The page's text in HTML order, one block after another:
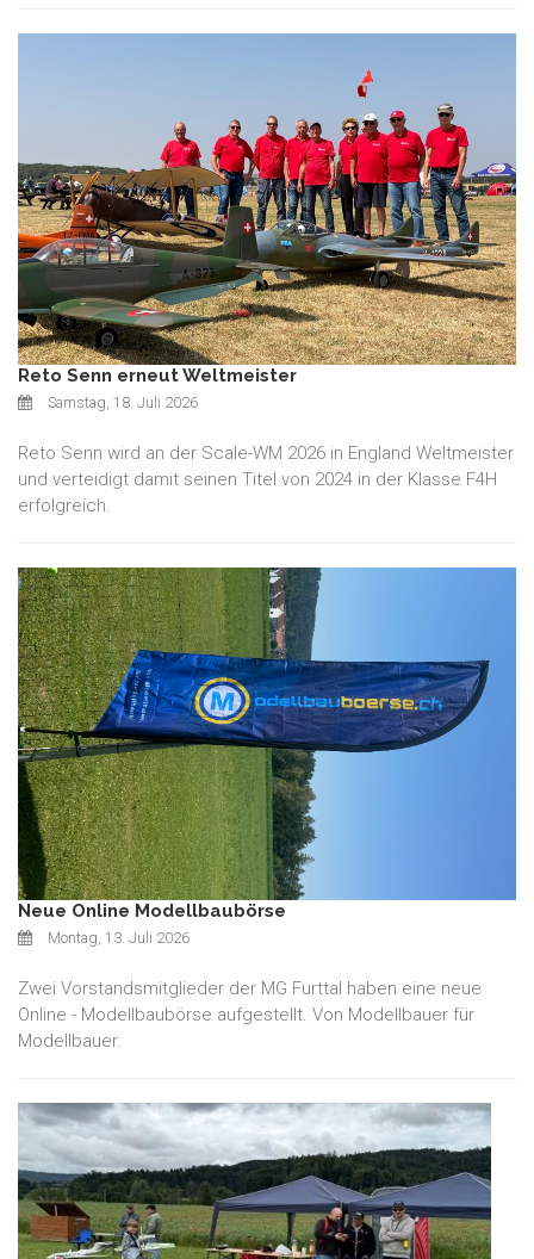
Reto Senn erneut Weltmeister
Samstag, 18. Juli 2026
Reto Senn wird an der Scale-WM 2026 in England Weltmeister
und verteidigt damit seinen Titel von 2024 in der Klasse F4H
erfolgreich.
Neue Online Modellbaubörse
Montag, 13. Juli 2026
Zwei Vorstandsmitglieder der MG Furttal haben eine neue
Online - Modellbaubörse aufgestellt. Von Modellbauer für
Modellbauer.